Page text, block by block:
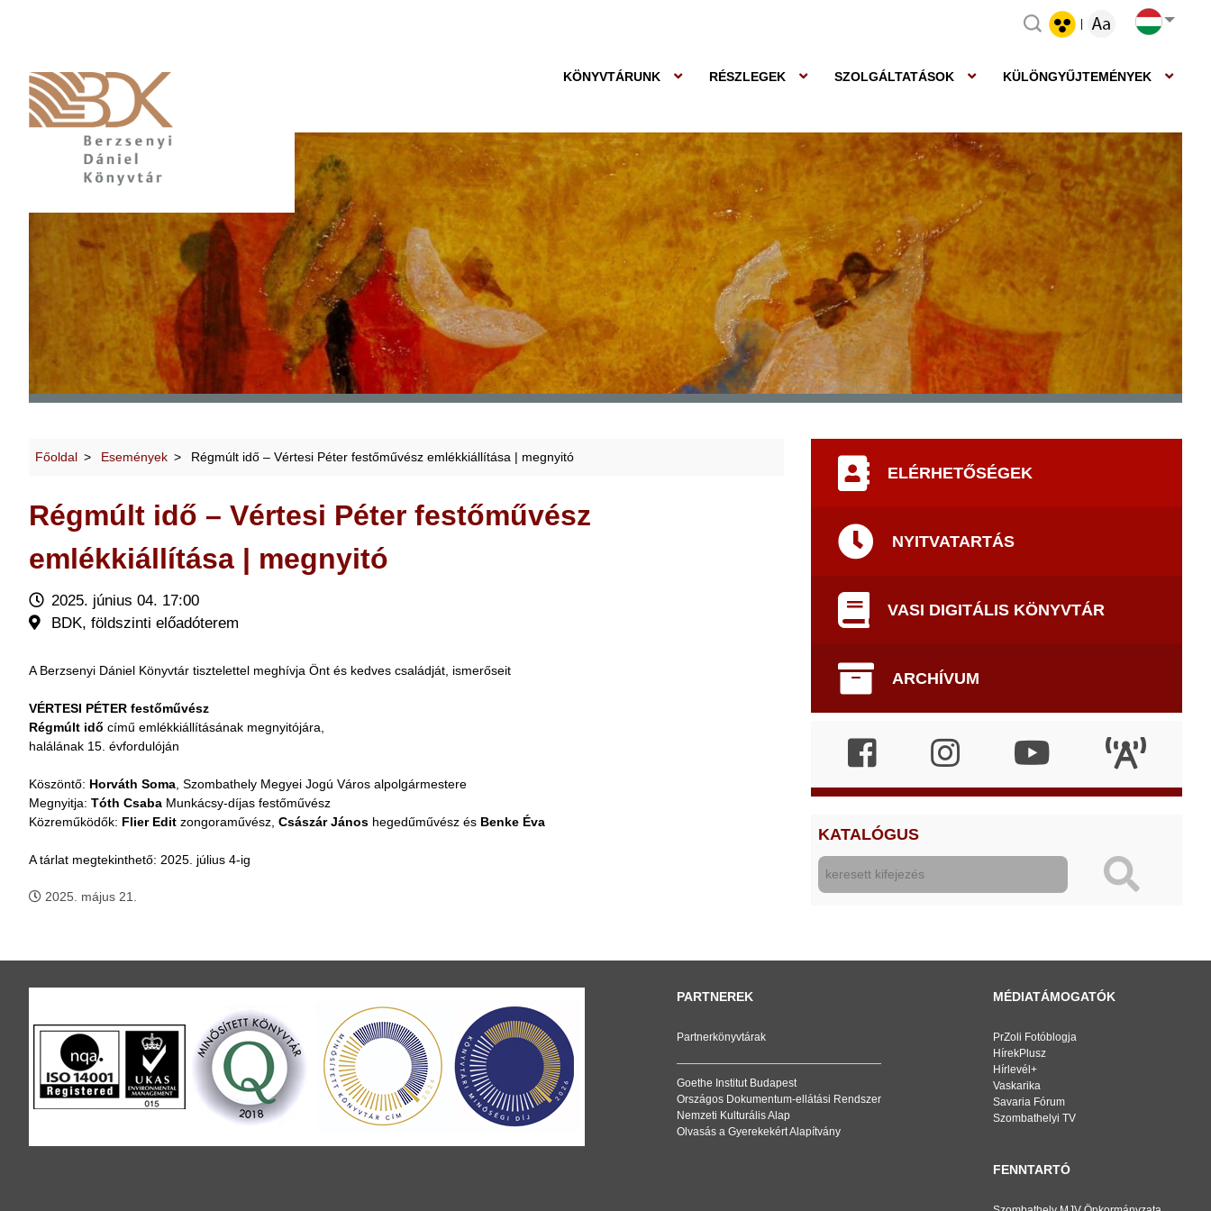
|
KÖNYVTÁRUNK RÉSZLEGEK SZOLGÁLTATÁSOK KÜLÖNGYŰJTEMÉNYEK
Főoldal Események Régmúlt idő – Vértesi Péter festőművész emlékkiállítása | megnyitó
Régmúlt idő – Vértesi Péter festőművész
emlékkiállítása | megnyitó
2025. június 04. 17:00
BDK, földszinti előadóterem
A Berzsenyi Dániel Könyvtár tisztelettel meghívja Önt és kedves családját, ismerőseit
VÉRTESI PÉTER festőművész
Régmúlt idő című emlékkiállításának megnyitójára,
halálának 15. évfordulóján
Köszöntő: Horváth Soma , Szombathely Megyei Jogú Város alpolgármestere
Megnyitja: Tóth Csaba Munkácsy-díjas festőművész
Közreműködők: Flier Edit zongoraművész, Császár János hegedűművész és Benke Éva
A tárlat megtekinthető: 2025. július 4-ig
2025. május 21.
ELÉRHETŐSÉGEK
NYITVATARTÁS
VASI DIGITÁLIS KÖNYVTÁR
ARCHÍVUM
KATALÓGUS
PARTNEREK
Partnerkönyvtárak
Goethe Institut Budapest
Országos Dokumentum-ellátási Rendszer
Nemzeti Kulturális Alap
Olvasás a Gyerekekért Alapítvány
MÉDIATÁMOGATÓK
PrZoli Fotóblogja
HírekPlusz
Hírlevél+
Vaskarika
Savaria Fórum
Szombathelyi TV
FENNTARTÓ